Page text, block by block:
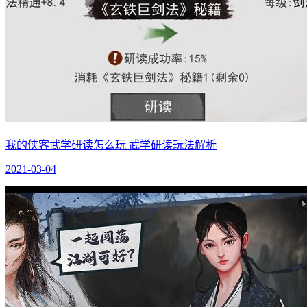
我的侠客武学研读怎么玩 武学研读玩法解析
2021-03-04